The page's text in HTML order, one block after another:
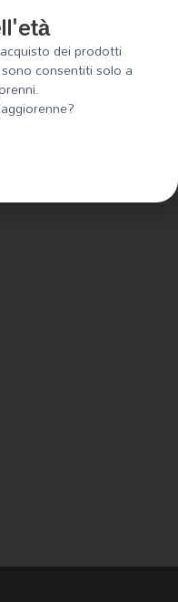
dei prodotti
consentiti solo a